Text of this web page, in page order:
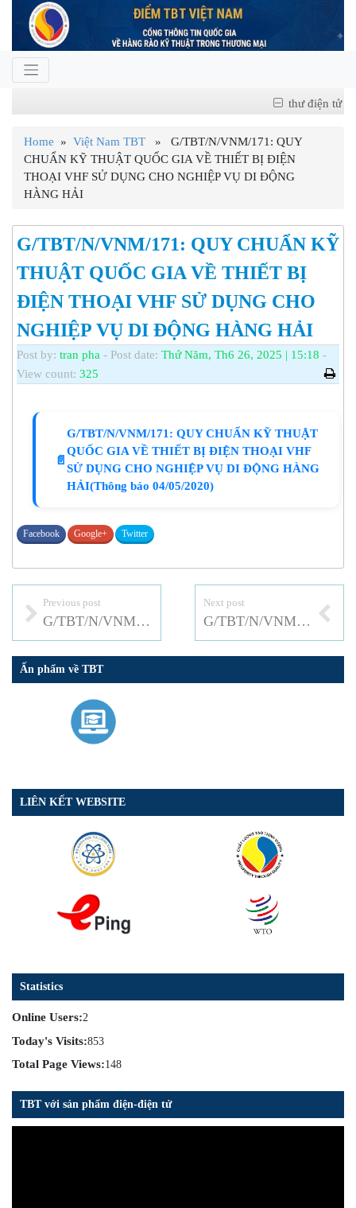
thư điện tử
Home » Việt Nam TBT » G/TBT/N/VNM/171: QUY
CHUẨN KỸ THUẬT QUỐC GIA VỀ THIẾT BỊ ĐIỆN
THOẠI VHF SỬ DỤNG CHO NGHIỆP VỤ DI ĐỘNG
HÀNG HẢI
G/TBT/N/VNM/171: QUY CHUẨN KỸ
THUẬT QUỐC GIA VỀ THIẾT BỊ
ĐIỆN THOẠI VHF SỬ DỤNG CHO
NGHIỆP VỤ DI ĐỘNG HÀNG HẢI
Post by: tran pha - Post date: Thứ Năm, Th6 26, 2025 | 15:18 -
View count: 325
📄
G/TBT/N/VNM/171: QUY CHUẨN KỸ THUẬT
QUỐC GIA VỀ THIẾT BỊ ĐIỆN THOẠI VHF
SỬ DỤNG CHO NGHIỆP VỤ DI ĐỘNG HÀNG
HẢI(Thông báo 04/05/2020)
Facebook Google+ Twitter
Previous post
G/TBT/N/VNM/170: QUY CHUẨN KỸ THUẬT QUỐC GIA VỀ THIẾT BỊ ĐIỆN THOẠI VHF SỬ DỤNG TRÊN PHƯƠNG TIỆN CỨU SINH
Next post
G/TBT/N/VNM/161a1: Ban hành Thông tư 11/2020/TT-BTTTT quy định Danh mục sản phẩm, hàng hóa có khả năng gây mất an toàn thuộc trách nhiệm quản lý của Bộ TTTT
Ấn phẩm về TBT
LIÊN KẾT WEBSITE
Statistics
Online Users:2
Today's Visits:853
Total Page Views:148
TBT với sản phẩm điện-điện tử